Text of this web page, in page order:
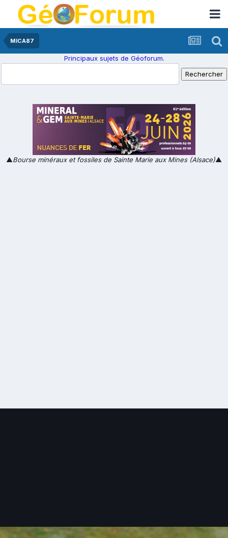
MICA87
Principaux sujets de Géoforum.
▲Bourse minéraux et fossiles de Sainte Marie aux Mines (Alsace)▲